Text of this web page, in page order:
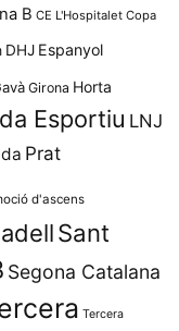
B CE L'Hospitalet Copa
DHJ Espanyol
Girona Horta
Esportiu LNJ
Prat
d'ascens
Sant
Segona Catalana
Tercera